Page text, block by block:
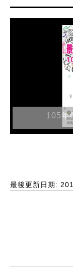
105年
最後更新日期: